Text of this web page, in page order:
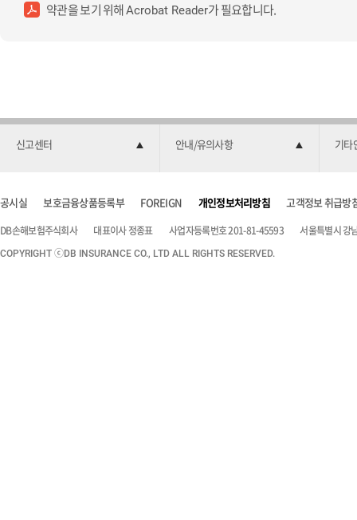
약관을 보기 위해Acrobat Reader가 필요합니다.
신고센터 안내/유의사항 기타
공시실 보호금융상품등록부 FOREIGN 개인정보처리방침 고객정보 취급방
DB손해보험주식회사 대표이사 정종표 사업자등록번호 201-81-45593 서울특별시 강
COPYRIGHT ⓒDB INSURANCE CO., LTD ALL RIGHTS RESERVED.